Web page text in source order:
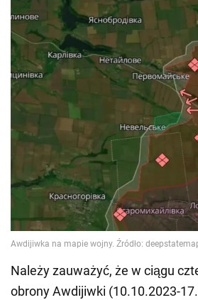
Należy zauważyć, że w ciągu
obrony Awdijiwki (10.10.2023-